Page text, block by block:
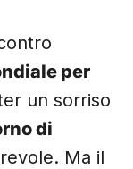
per
un sorriso
di
Ma il